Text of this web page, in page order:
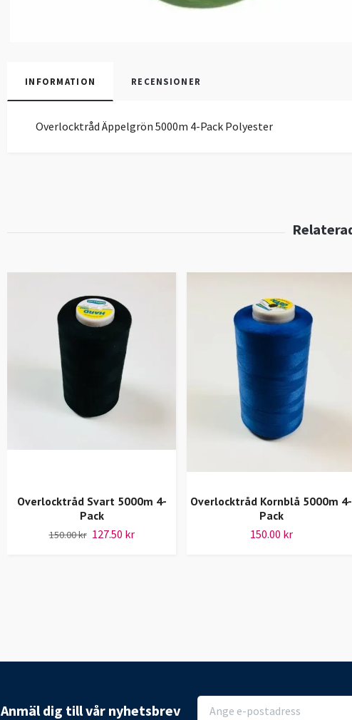
INFORMATION RECENSIONER
Overlocktråd Äppelgrön 5000m 4-Pack Polyester
Overlocktråd Svart 5000m 4-
Pack
150.00 kr 127.50 kr
Overlocktråd Kornblå 5000m 4-
Pack
150.00 kr
Anmäl dig till vår nyhetsbrev